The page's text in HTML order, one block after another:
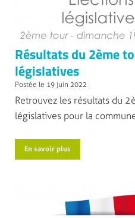
Résultats du 2ème
législatives
Postée le 19 juin 2022
Retrouvez les résultats du
législatives pour la
En savoir plus